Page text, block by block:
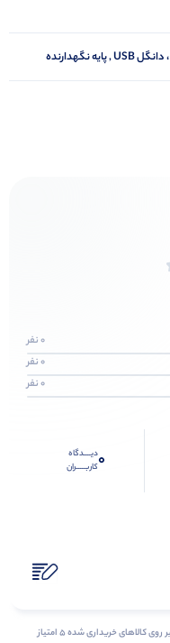
0 نفر
0 نفر
0 نفر
0دیــــدگاه
کاربـــــران
شمـا هـم دربـاره ایـن کــالا دیــدگاه ثبــت کنید، بــا ثبــت‌دیـدگاه بر روی کالاهای خریداری شده ۵ امتیاز